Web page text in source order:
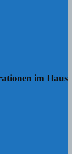
im Haus